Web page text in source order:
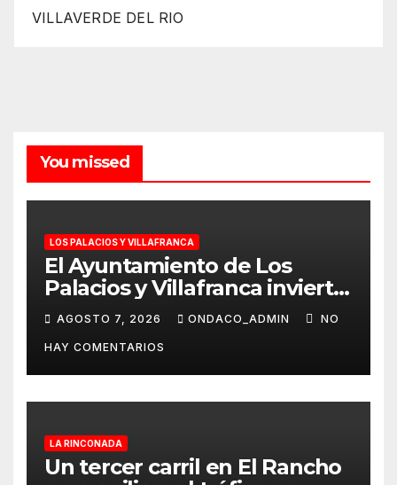
VILLAVERDE DEL RIO
You missed
LOS PALACIOS Y VILLAFRANCA
El Ayuntamiento de Los
Palacios y Villafranca invierte
más de 560.000 euros en la
mejora Pista de Atletismo
Rafael Curado Tejero con
nueva iluminación y la
colocación de césped
AGOSTO 7, 2026 ONDACO_ADMIN NO
HAY COMENTARIOS
LA RINCONADA
Un tercer carril en El Rancho